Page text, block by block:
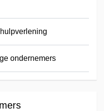
ondernemers